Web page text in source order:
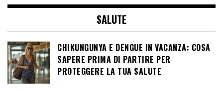
SALUTE
CHIKUNGUNYA E DENGUE IN VACANZA: COSA
SAPERE PRIMA DI PARTIRE PER
PROTEGGERE LA TUA SALUTE